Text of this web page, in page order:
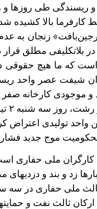
طی روزها و
زنجان به
است که ما هیچ
شیفت عصر واحد
و موجودی کارخانه
واحد تولیدی اعتراض
موج جدید
کارگران ملی حفاری
زد و بند و دزدیهای
ملی حفاری در
ثالث نفت و